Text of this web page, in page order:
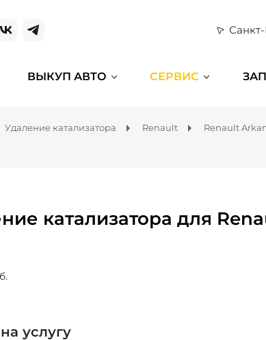
ВЫКУП АВТО СЕРВИС
Удаление катализатора Renault Renault
катализатора для
услугу